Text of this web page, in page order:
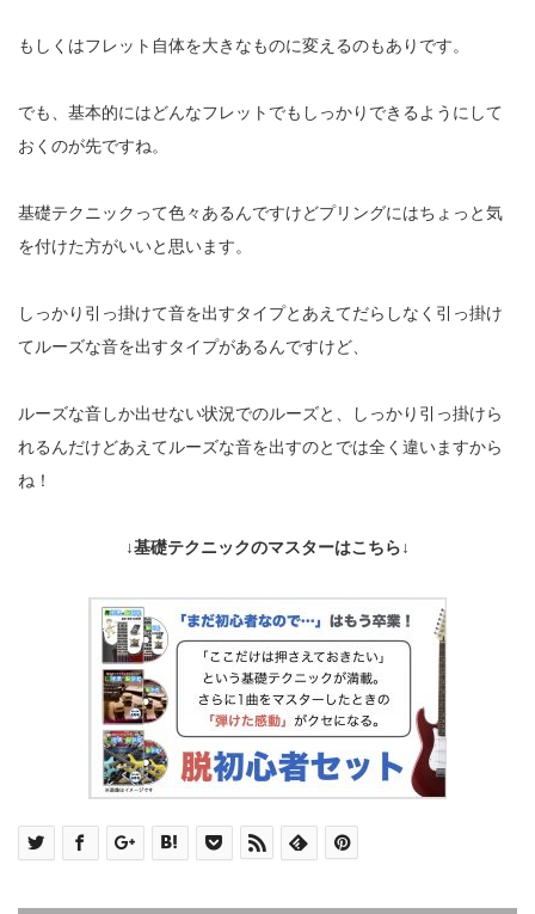
もしくはフレット自体を大きなものに変えるのもありです。
でも、基本的にはどんなフレットでもしっかりできるようにして
おくのが先ですね。
基礎テクニックって色々あるんですけどプリングにはちょっと気
を付けた方がいいと思います。
しっかり引っ掛けて音を出すタイプとあえてだらしなく引っ掛け
てルーズな音を出すタイプがあるんですけど、
ルーズな音しか出せない状況でのルーズと、しっかり引っ掛けら
れるんだけどあえてルーズな音を出すのとでは全く違いますから
ね！
↓基礎テクニックのマスターはこちら↓